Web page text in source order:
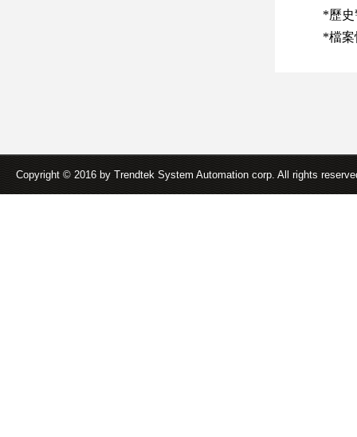
*歷史
*檔案
Copyright © 2016 by Trendtek System Automation corp. All rights